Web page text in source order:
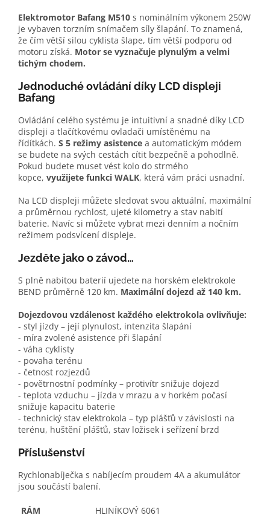
Elektromotor Bafang M510 s nominálním výkonem 250W
je vybaven torzním snímačem síly šlapání. To znamená,
že čím větší silou cyklista šlape, tím větší podporu od
motoru získá. Motor se vyznačuje plynulým a velmi
tichým chodem.
Jednoduché ovládání díky LCD displeji
Bafang
Ovládání celého systému je intuitivní a snadné díky LCD
displeji a tlačítkovému ovladači umístěnému na
řídítkách. S 5 režimy asistence a automatickým módem
se budete na svých cestách cítit bezpečně a pohodlně.
Pokud budete muset vést kolo do strmého
kopce, využijete funkci WALK, která vám práci usnadní.
Na LCD displeji můžete sledovat svou aktuální, maximální
a průměrnou rychlost, ujeté kilometry a stav nabití
baterie. Navíc si můžete vybrat mezi denním a nočním
režimem podsvícení displeje.
Jezděte jako o závod…
S plně nabitou baterií ujedete na horském elektrokole
BEND průměrně 120 km. Maximální dojezd až 140 km.
Dojezdovou vzdálenost každého elektrokola ovlivňuje:
- styl jízdy – její plynulost, intenzita šlapání
- míra zvolené asistence při šlapání
- váha cyklisty
- povaha terénu
- četnost rozjezdů
- povětrnostní podmínky – protivítr snižuje dojezd
- teplota vzduchu – jízda v mrazu a v horkém počasí
snižuje kapacitu baterie
- technický stav elektrokola – typ plášťů v závislosti na
terénu, huštění plášťů, stav ložisek i seřízení brzd
Příslušenství
Rychlonabíječka s nabíjecím proudem 4A a akumulátor
jsou součástí balení.
RÁM
HLINÍKOVÝ 6061